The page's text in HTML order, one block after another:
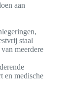
aan
staal
meerdere
en medische